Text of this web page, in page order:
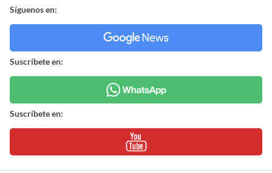
Síguenos en:
Suscríbete en:
Suscríbete en: